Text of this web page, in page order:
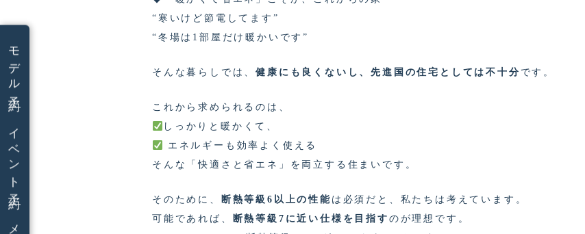
モデル予約
イベント予約
“寒いけど節電してます”
“冬場は1部屋だけ暖かいです”
そんな暮らしでは、健康にも良くないし、先進国の住宅としては不十分 です。
これから求められるのは、
しっかりと暖かくて、
エネルギーも効率よく使える
そんな「快適さと省エネ」を両立する住まいです。
そのために、 断熱等級6以上の性能 は必須だと、私たちは考えています。
可能であれば、
断熱等級7に近い仕様を目指す のが理想です。